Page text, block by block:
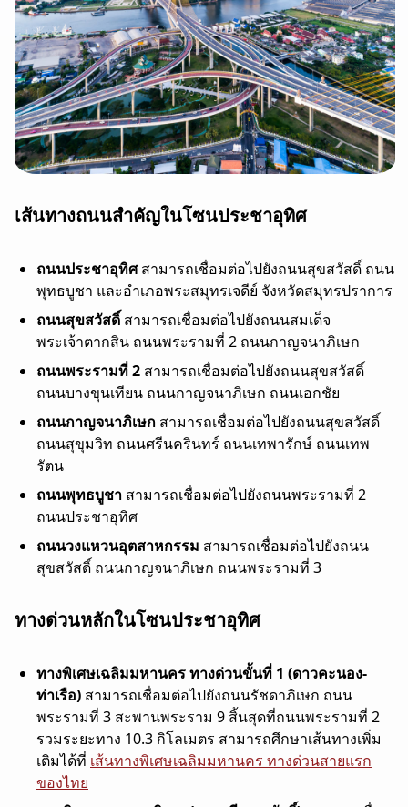
เส้นทางถนนสำคัญในโซนประชาอุทิศ
ถนนประชาอุทิศสามารถเชื่อมต่อไปยังถนนสุขสวัสดิ์ ถนน
พุทธบูชา และอำเภอพระสมุทรเจดีย์ จังหวัดสมุทรปราการ
ถนนสุขสวัสดิ์ สามารถเชื่อมต่อไปยังถนนสมเด็จ
พระเจ้าตากสิน ถนนพระรามที่ 2 ถนนกาญจนาภิเษก
ถนนพระรามที่ 2 สามารถเชื่อมต่อไปยังถนนสุขสวัสดิ์
ถนนบางขุนเทียน ถนนกาญจนาภิเษก ถนนเอกชัย
ถนนกาญจนาภิเษก สามารถเชื่อมต่อไปยังถนนสุขสวัสดิ์
ถนนสุขุมวิท ถนนศรีนครินทร์ ถนนเทพารักษ์ ถนนเทพ
รัตน
ถนนพุทธบูชา สามารถเชื่อมต่อไปยังถนนพระรามที่ 2
ถนนประชาอุทิศ
ถนนวงแหวนอุตสาหกรรม สามารถเชื่อมต่อไปยังถนน
สุขสวัสดิ์ ถนนกาญจนาภิเษก ถนนพระรามที่ 3
ทางด่วนหลักในโซนประชาอุทิศ
ทางพิเศษเฉลิมมหานคร ทางด่วนขั้นที่ 1 (ดาวคะนอง-
ท่าเรือ) สามารถเชื่อมต่อไปยังถนนรัชดาภิเษก ถนน
พระรามที่ 3 สะพานพระราม 9 สิ้นสุดที่ถนนพระรามที่ 2
รวมระยะทาง 10.3 กิโลเมตร สามารถศึกษาเส้นทางเพิ่ม
เติมได้ที่ เส้นทางพิเศษเฉลิมมหานคร ทางด่วนสายแรก
ของไทย